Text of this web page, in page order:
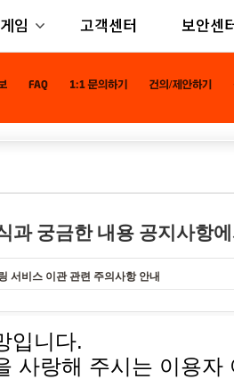
게임 고객센터 보안센
과 궁금한 내용 공지사항
서비스 이관 관련 주의사항 안내
입니다.
사랑해 주시는 이용자